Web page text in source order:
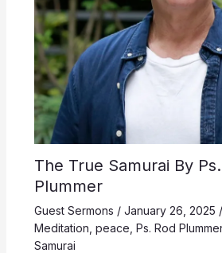
The True Samurai By
Plummer
Guest Sermons / January 26, 2025 /
Meditation peace Ps. Rod Plummer
Samurai